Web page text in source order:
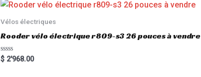
u
o
f
5
Vélos électriques
Rooder vélo électrique r809-s3 26 pouces à vendre
R
a
$2'968.00